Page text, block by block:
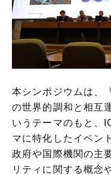
本シンポジウムは、
の世界的調和と相互
いうテーマのもと、
マに特化したイベン
政府や国際機関の主
リティに関する概念